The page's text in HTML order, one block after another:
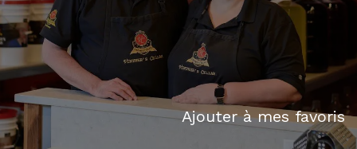
Ajouter à mes favoris